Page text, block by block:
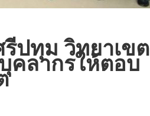
รีปทุม วิทยาเขต
คลากรให้ตอบ